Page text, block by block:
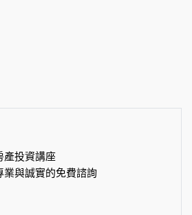
產投資講座
業與誠實的免費諮詢